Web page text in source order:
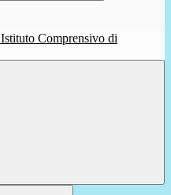
Istituto Comprensivo di